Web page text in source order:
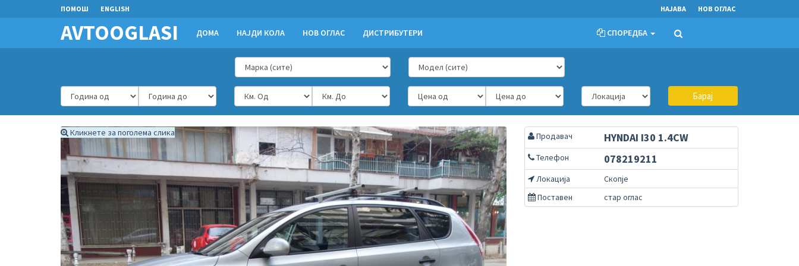
ПОМОШ ENGLISH НАЈАВА НОВ ОГЛАС
AVTOOGLASI ДОМА НАЈДИ КОЛА НОВ ОГЛАС ДИСТРИБУТЕРИ СПОРЕДБА
Барај
Кликнете за поголема слика Продавач HYNDAI I30 1.4CW
Телефон 078219211
Локација
Скопје
Поставен
стар оглас